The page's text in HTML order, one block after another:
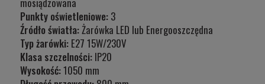
Punkty oświetleniowe: 3
Źródło światła:Żarówka LED lub Energooszczędna
Typ żarówki: E27 15W/230V
Klasa szczelności: IP20
Wysokość:1050 mm